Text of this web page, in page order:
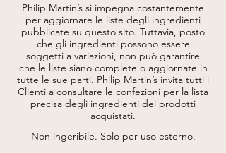
Dicaprylyl Carbonate, Diethylamino
Hydroxybenzoyl Hexyl Benzoate, Ethylhexyl
Triazone (Octyl Triazone), Parfum
(Fragrance), Diethylhexyl Carbonate,
Hydrogenated Dimer
Dilinoleyl/Dimethylcarbonate Copolymer,
Zea Mays Germ Oil (Zea Mays (Corn) Germ
Oil), Lecithin, Aqua (Water), Menthol,
Daucus Carota Sativa Root Extract (Daucus
Carota Sativa (Carrot) Root Extract),
Tocopheryl Acetate, Tocopherol, Ascorbyl
Palmitate, Citrus Aurantium Dulcis Water*
(Citrus Aurantium Dulcis (Orange) Fruit
Philip Martin’s si impegna costantemente
per aggiornare le liste degli ingredienti
pubblicate su questo sito. Tuttavia, posto
che gli ingredienti possono essere
soggetti a variazioni, non può garantire
che le liste siano complete o aggiornate in
tutte le sue parti. Philip Martin’s invita tutti i
Clienti a consultare le confezioni per la lista
precisa degli ingredienti dei prodotti
acquistati.
Non ingeribile. Solo per uso esterno.